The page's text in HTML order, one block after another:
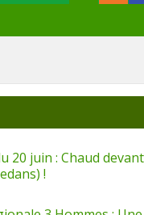
20 juin : Chaud devant
!